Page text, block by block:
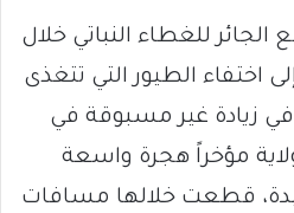
للغطاء النباتي خلال
اختفاء الطيور التي تتغذى
زيادة غير مسبوقة في
مؤخراً هجرة واسعة
قطعت خلالها مسافات